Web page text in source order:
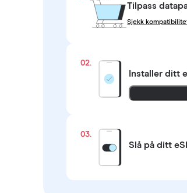
Tilpass
Sjekk
02.
Installer ditt
03.
Slå på ditt